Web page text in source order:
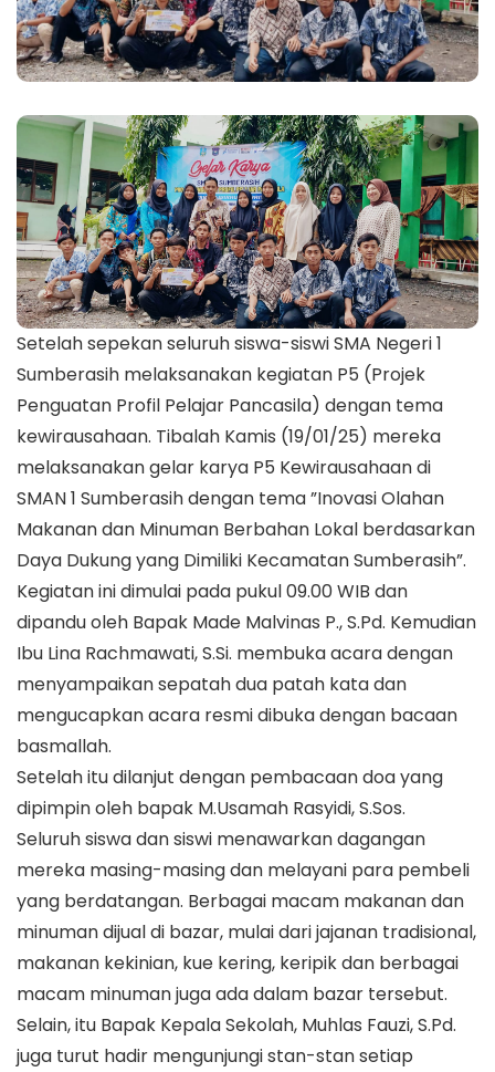
Setelah sepekan seluruh siswa-siswi SMA Negeri 1
Sumberasih melaksanakan kegiatan P5 (Projek
Penguatan Profil Pelajar Pancasila) dengan tema
kewirausahaan. Tibalah Kamis (19/01/25) mereka
melaksanakan gelar karya P5 Kewirausahaan di
SMAN 1 Sumberasih dengan tema ”Inovasi Olahan
Makanan dan Minuman Berbahan Lokal berdasarkan
Daya Dukung yang Dimiliki Kecamatan Sumberasih”.
Kegiatan ini dimulai pada pukul 09.00 WIB dan
dipandu oleh Bapak Made Malvinas P., S.Pd. Kemudian
Ibu Lina Rachmawati, S.Si. membuka acara dengan
menyampaikan sepatah dua patah kata dan
mengucapkan acara resmi dibuka dengan bacaan
basmallah.
Setelah itu dilanjut dengan pembacaan doa yang
dipimpin oleh bapak M.Usamah Rasyidi, S.Sos.
Seluruh siswa dan siswi menawarkan dagangan
mereka masing-masing dan melayani para pembeli
yang berdatangan. Berbagai macam makanan dan
minuman dijual di bazar, mulai dari jajanan tradisional,
makanan kekinian, kue kering, keripik dan berbagai
macam minuman juga ada dalam bazar tersebut.
Selain, itu Bapak Kepala Sekolah, Muhlas Fauzi, S.Pd.
juga turut hadir mengunjungi stan-stan setiap